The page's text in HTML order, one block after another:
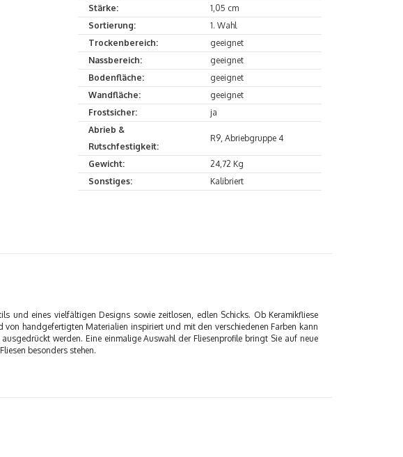
Stärke:
1,05 cm
Sortierung:
1. Wahl
Trockenbereich:
geeignet
Nassbereich:
geeignet
Bodenfläche:
geeignet
Wandfläche:
geeignet
Frostsicher:
ja
Abrieb &
Rutschfestigkeit:
R9, Abriebgruppe 4
Gewicht:
24,72 Kg
Sonstiges:
Kalibriert
und eines vielfältigen Designs sowie zeitlosen, edlen Schicks. Ob Keramikfliese
handgefertigten Materialien inspiriert und mit den verschiedenen Farben kann
werden. Eine einmalige Auswahl der Fliesenprofile bringt Sie auf neue
besonders stehen.